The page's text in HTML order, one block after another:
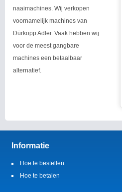
naaimachines. Wij verkopen
voornamelijk machines van
Dürkopp Adler. Vaak hebben wij
voor de meest gangbare
machines een betaalbaar
alternatief.
Informatie
Hoe te bestellen
Hoe te betalen